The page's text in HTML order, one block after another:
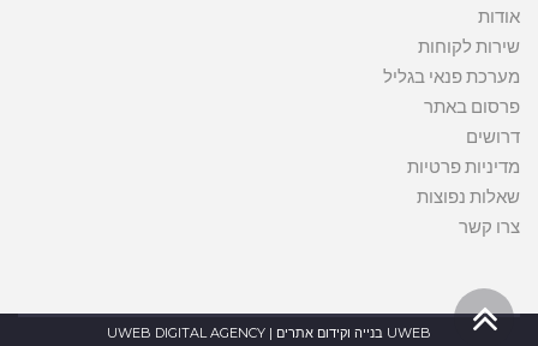
אודות
שירות לקוחות
מערכת פנאי בגליל
פרסום באתר
דרושים
מדיניות פרטיות
שאלות נפוצות
צרו קשר
UWEB בנייה וקידום אתרים | UWEB DIGITAL AGENCYגלילה